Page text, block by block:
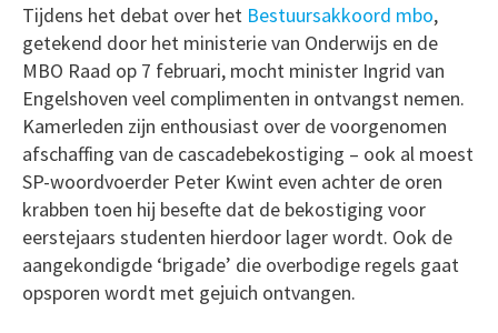
Tijdens het debat over het Bestuursakkoord mbo,
getekend door het ministerie van Onderwijs en de
MBO Raad op 7 februari, mocht minister Ingrid van
Engelshoven veel complimenten in ontvangst nemen.
Kamerleden zijn enthousiast over de voorgenomen
afschaffing van de cascadebekostiging – ook al moest
SP-woordvoerder Peter Kwint even achter de oren
krabben toen hij besefte dat de bekostiging voor
eerstejaars studenten hierdoor lager wordt. Ook de
aangekondigde ‘brigade’ die overbodige regels gaat
opsporen wordt met gejuich ontvangen.